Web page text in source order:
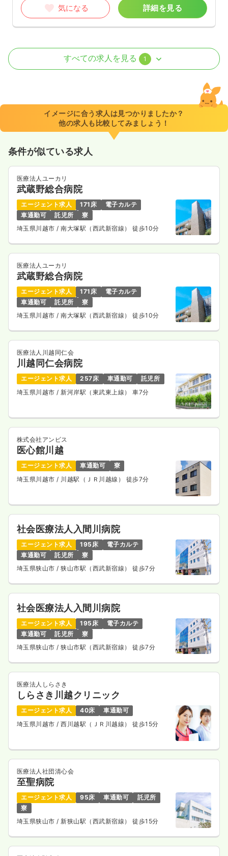
気になる 詳細を見る
透析 正・准看護師
年間休日121日
4週8休以上
すべての求人を見る 1
イメージに合う求人は見つかりましたか？
他の求人も比較してみましょう！
条件が似ている求人
医療法人ユーカリ
武蔵野総合病院
エージェント求人 171床
電子カルテ
車通勤可
託児所
寮
埼玉県川越市/ 南大塚駅（西武新宿線） 徒歩10分
医療法人ユーカリ
武蔵野総合病院
エージェント求人 171床
電子カルテ
車通勤可
託児所
寮
埼玉県川越市/ 南大塚駅（西武新宿線） 徒歩10分
医療法人川越同仁会
川越同仁会病院
エージェント求人 257床 車通勤可
託児所
埼玉県川越市 / 新河岸駅（東武東上線） 車7分
株式会社アンビス
医心館川越
エージェント求人 車通勤可
寮
埼玉県川越市 / 川越駅（ＪＲ川越線） 徒歩7分
社会医療法人入間川病院
エージェント求人 195床
電子カルテ
車通勤可
託児所
寮
埼玉県狭山市/ 狭山市駅（西武新宿線） 徒歩7分
社会医療法人入間川病院
エージェント求人 195床
電子カルテ
車通勤可
託児所
寮
埼玉県狭山市/ 狭山市駅（西武新宿線） 徒歩7分
医療法人しらさき
しらさき川越クリニック
エージェント求人 40床
車通勤可
埼玉県川越市 / 西川越駅（ＪＲ川越線） 徒歩15分
医療法人社団清心会
至聖病院
エージェント求人 95床 車通勤可
託児所
寮
埼玉県狭山市/ 新狭山駅（西武新宿線） 徒歩15分